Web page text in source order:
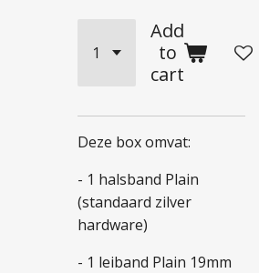
Add
to
cart
Deze box omvat:
- 1 halsband Plain
(standaard zilver
hardware)
- 1 leiband Plain 19mm